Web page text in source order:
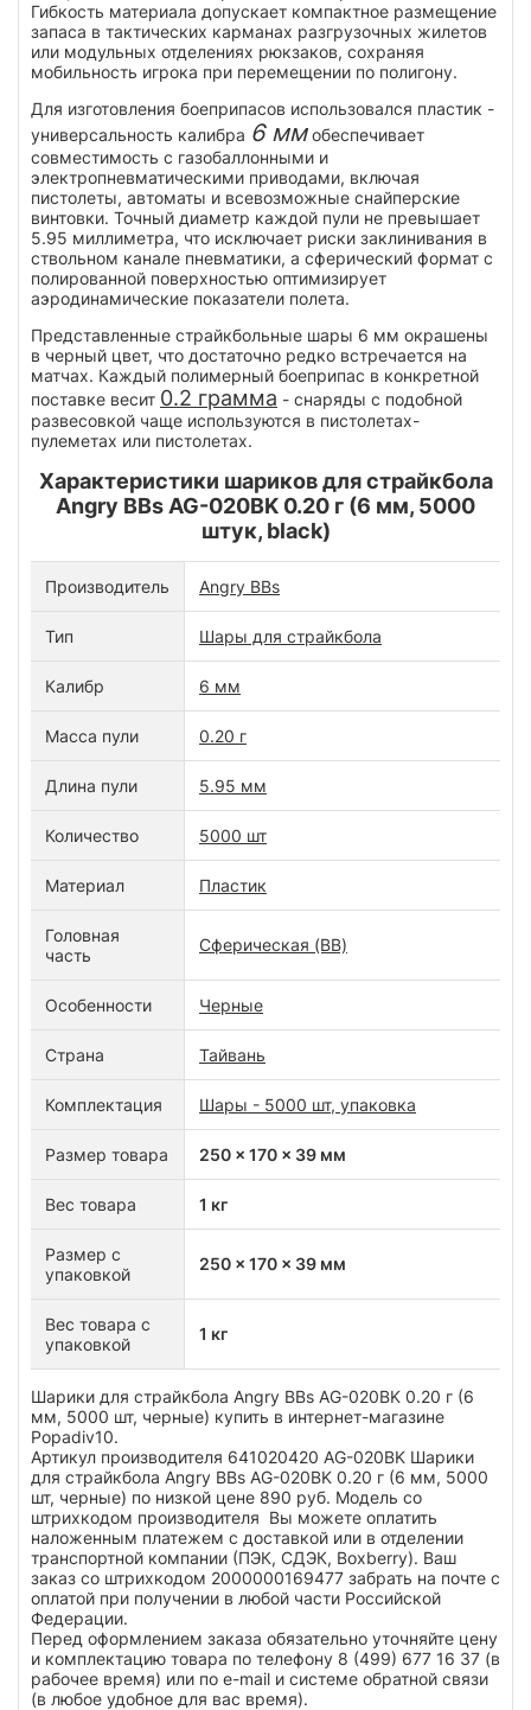
Гибкость материала допускает компактное размещение
запаса в тактических карманах разгрузочных жилетов
или модульных отделениях рюкзаков, сохраняя
мобильность игрока при перемещении по полигону.
Для изготовления боеприпасов использовался пластик -
универсальность калибра 6 ммобеспечивает
совместимость с газобаллонными и
электропневматическими приводами, включая
пистолеты, автоматы и всевозможные снайперские
винтовки. Точный диаметр каждой пули не превышает
5.95 миллиметра, что исключает риски заклинивания в
ствольном канале пневматики, а сферический формат с
полированной поверхностью оптимизирует
аэродинамические показатели полета.
Представленные страйкбольные шары 6 мм окрашены
в черный цвет, что достаточно редко встречается на
матчах. Каждый полимерный боеприпас в конкретной
поставке весит 0.2 грамма - снаряды с подобной
развесовкой чаще используются в пистолетах-
пулеметах или пистолетах.
Характеристики шариков для страйкбола
Angry BBs AG-020BK 0.20 г (6 мм, 5000
штук, black)
Производитель Angry BBs
Тип Шары для страйкбола
Калибр 6 мм
Масса пули 0.20 г
Длина пули 5.95 мм
Количество 5000 шт
Материал Пластик
Головная
часть
Сферическая (BB)
Особенности Черные
Страна Тайвань
Комплектация Шары - 5000 шт, упаковка
Размер товара 250 x 170 x 39 мм
Вес товара 1 кг
Размер с
упаковкой
250 x 170 x 39 мм
Вес товара с
упаковкой
1 кг
Шарики для страйкбола Angry BBs AG-020BK 0.20 г (6
мм, 5000 шт, черные) купить в интернет-магазине
Popadiv10.
Артикул производителя 641020420 AG-020BK Шарики
для страйкбола Angry BBs AG-020BK 0.20 г (6 мм, 5000
шт, черные) по низкой цене 890 руб. Модель со
штрихкодом производителя Вы можете оплатить
наложенным платежем с доставкой или в отделении
транспортной компании (ПЭК, СДЭК, Boxberry). Ваш
заказ со штрихкодом 2000000169477 забрать на почте с
оплатой при получении в любой части Российской
Федерации.
Перед оформлением заказа обязательно уточняйте цену
и комплектацию товара по телефону 8 (499) 677 16 37 (в
рабочее время) или по e-mail и системе обратной связи
(в любое удобное для вас время).